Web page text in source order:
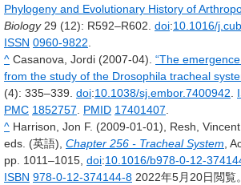
Phylogeny and Evolutionary History of
Biology 29 (12): R592–R602. doi:10.1016/
ISSN 0960-9822.
^ Casanova, Jordi (2007-04). “The
from the study of the Drosophila tracheal
(4): 335–339. doi:10.1038/sj.embor.7400942.
PMC 1852757. PMID 17401407.
^ Harrison, Jon F. (2009-01-01), Resh,
eds. (英語), Chapter 256 - Tracheal System,
pp. 1011–1015, doi:10.1016/b978-0-12-
ISBN 978-0-12-374144-8 2022年5月20日閲覧。